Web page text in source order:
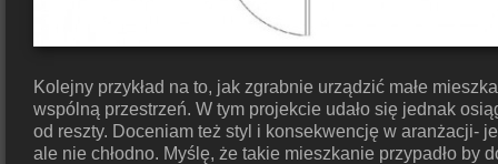
Kolejny przykład na to, jak zgrabnie urządzić małe
wspólną przestrzeń. W tym projekcie udało się jednak
od reszty. Doceniam też styl i konsekwencję w aranżacji-
ale nie chłodno. Myślę, że takie mieszkanie przypadło by